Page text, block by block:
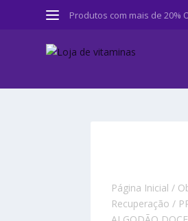
Produtos com mais de 20%
Página Inicial /
Recuperação /